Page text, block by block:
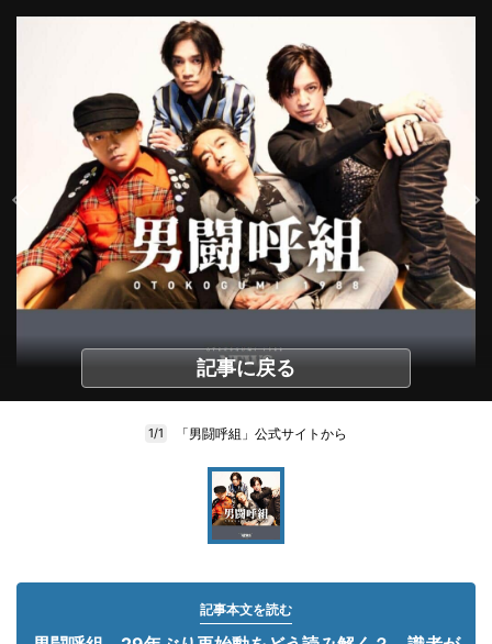
記事に戻る
1/1 「男闘呼組」公式サイトから
記事本文を読む